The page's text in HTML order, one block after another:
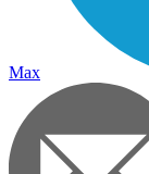
Max